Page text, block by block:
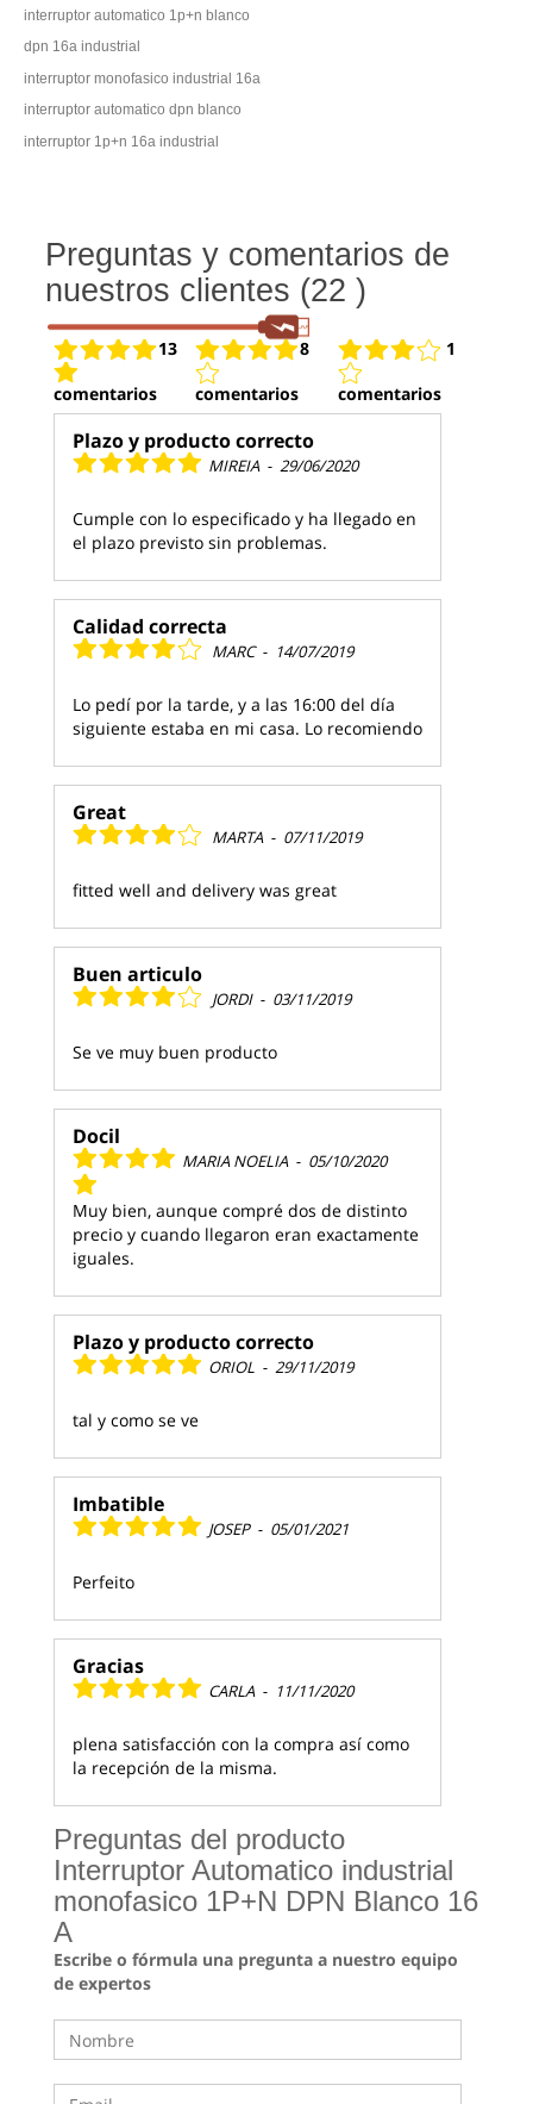
interruptor automatico 1p+n blanco
dpn 16a industrial
interruptor monofasico industrial 16a
interruptor automatico dpn blanco
interruptor 1p+n 16a industrial
Preguntas y comentarios de
nuestros clientes (22 )
13
comentarios
8
comentarios
1
comentarios
Plazo y producto correcto
MIREIA - 29/06/2020
Cumple con lo especificado y ha llegado en
el plazo previsto sin problemas.
Calidad correcta
MARC - 14/07/2019
Lo pedí por la tarde, y a las 16:00 del día
siguiente estaba en mi casa. Lo recomiendo
Great
MARTA - 07/11/2019
fitted well and delivery was great
Buen articulo
JORDI - 03/11/2019
Se ve muy buen producto
Docil
MARIA NOELIA - 05/10/2020
Muy bien, aunque compré dos de distinto
precio y cuando llegaron eran exactamente
iguales.
Plazo y producto correcto
ORIOL - 29/11/2019
tal y como se ve
Imbatible
JOSEP - 05/01/2021
Perfeito
Gracias
CARLA - 11/11/2020
plena satisfacción con la compra así como
la recepción de la misma.
Preguntas del producto
Interruptor Automatico industrial
monofasico 1P+N DPN Blanco 16
A
Escribe o fórmula una pregunta a nuestro equipo
de expertos